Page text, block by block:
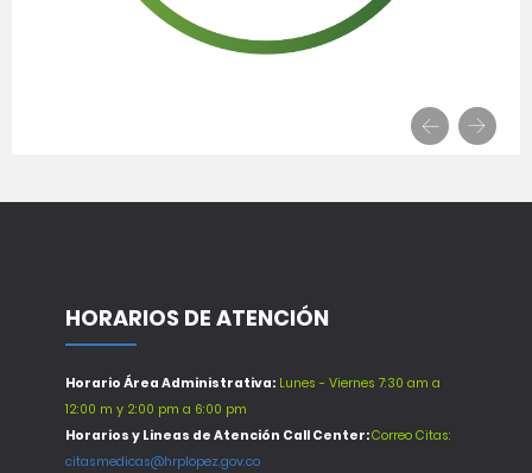
HORARIOS DE ATENCIÓN
Horario Área Administrativa: Lunes - Viernes 7:30 am a
12:00 m y 2:00 pm a 6:00 pm
Horarios y Lineas de Atención Call Center:Correo Citas:
citasmedicas@hrplopez.gov.co